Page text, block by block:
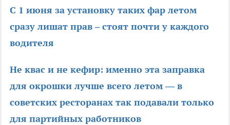
С 1 июня за установку таких фар летом
сразу лишат прав – стоят почти у каждого
водителя
Не квас и не кефир: именно эта заправка
для окрошки лучше всего летом — в
советских ресторанах так подавали только
для партийных работников